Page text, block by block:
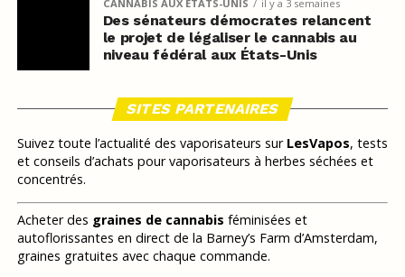
CANNABIS AUX ETATS-UNIS il y a 3 semaines
Des sénateurs démocrates relancent
le projet de légaliser le cannabis au
niveau fédéral aux États-Unis
SITES PARTENAIRES
Suivez toute l’actualité des vaporisateurs sur LesVapos, tests
et conseils d’achats pour vaporisateurs à herbes séchées et
concentrés.
Acheter des graines de cannabis féminisées et
autoflorissantes en direct de la Barney’s Farm d’Amsterdam,
graines gratuites avec chaque commande.